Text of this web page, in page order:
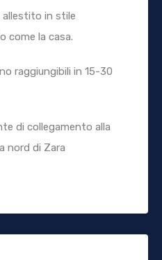
allestito in stile
come la casa.
raggiungibili in 15-30
di collegamento alla
nord di Zara